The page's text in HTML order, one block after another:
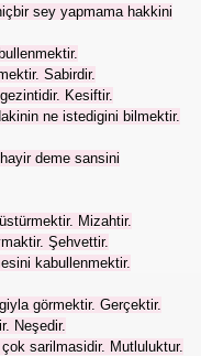
sey yapmama hakkini
Sabirdir.
Kesiftir.
ne istedigini bilmektir.
deme sansini
Mizahtir.
Şehvettir.
kabullenmektir.
görmektir. Gerçektir.
Neşedir.
sarilmasidir. Mutluluktur.